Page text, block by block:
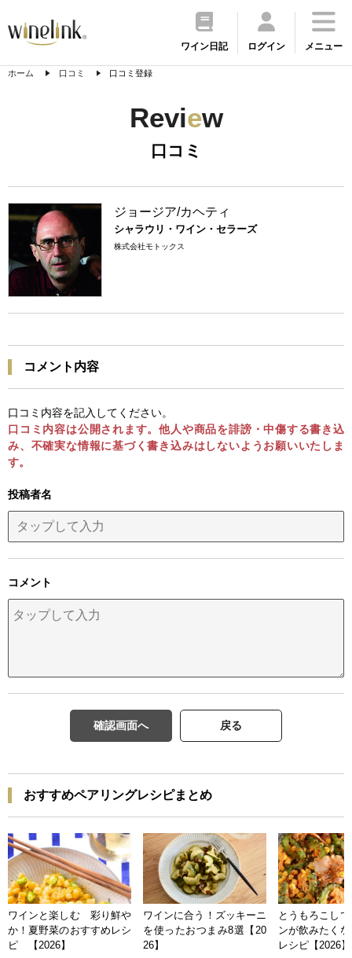
ワイン日記 ログイン メニュー
ホーム 口コミ 口コミ登録
Review
口コミ
ジョージア/カヘティ
シャラウリ・ワイン・セラーズ
株式会社モトックス
コメント内容
口コミ内容を記入してください。
口コミ内容は公開されます。他人や商品を誹謗・中傷する書き込
み、不確実な情報に基づく書き込みはしないようお願いいたしま
す。
投稿者名
コメント
確認画面へ 戻る
おすすめペアリングレシピまとめ
ワインと楽しむ 彩り鮮や
か！夏野菜のおすすめレシ
ピ 【2026】
ワインに合う！ズッキーニ
を使ったおつまみ8選【20
26】
とうもろこし
ンが飲みたく
レシピ【2026】